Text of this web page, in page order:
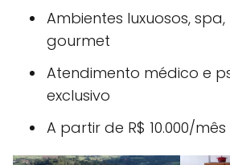
Ambientes luxuosos,
gourmet
Atendimento médico e
exclusivo
A partir de R$ 10.000/mês